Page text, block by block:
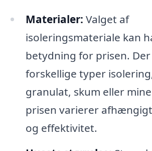
Materialer: Valget af
isoleringsmateriale kan
betydning for prisen.
forskellige typer
granulat, skum eller
prisen varierer
og effektivitet.